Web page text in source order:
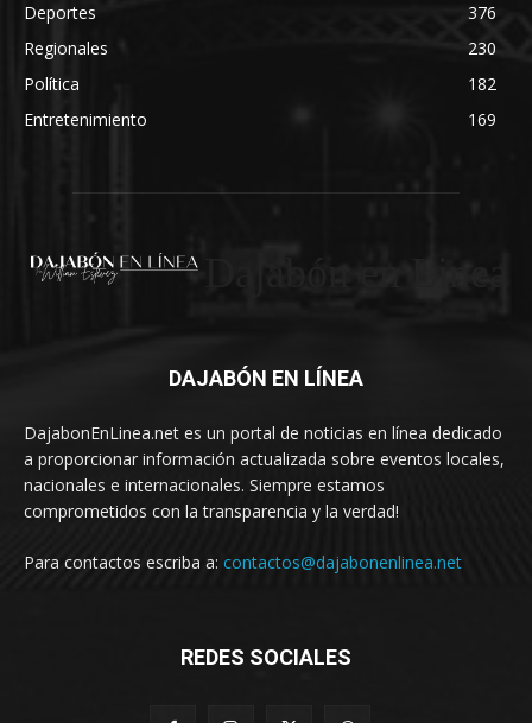
Deportes
376
Regionales
230
Política
182
Entretenimiento
169
DAJABÓN EN LÍNEA
DajabonEnLinea.net es un portal de noticias en línea dedicado
a proporcionar información actualizada sobre eventos locales,
nacionales e internacionales. Siempre estamos
comprometidos con la transparencia y la verdad!
Para contactos escriba a: contactos@dajabonenlinea.net
REDES SOCIALES